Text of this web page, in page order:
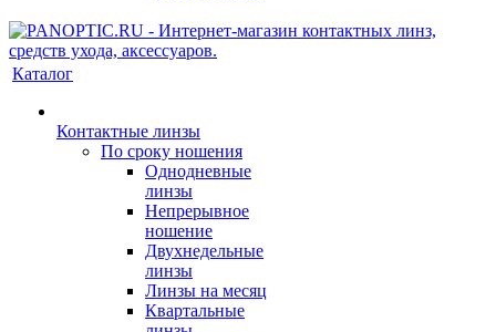
Каталог
Контактные линзы
По сроку ношения
Однодневные
линзы
Непрерывное
ношение
Двухнедельные
линзы
Линзы на месяц
Квартальные